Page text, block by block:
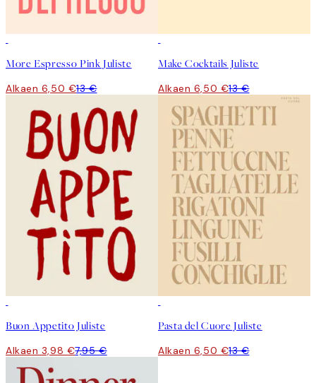
More Espresso Pink Juliste
Alkaen 6,50 €13 €
Make Cocktails Juliste
Alkaen 6,50 €13 €
Buon Appetito Juliste
Alkaen 3,98 €7,95 €
Pasta del Cuore Juliste
Alkaen 6,50 €13 €